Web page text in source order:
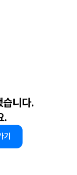
습니다.
.